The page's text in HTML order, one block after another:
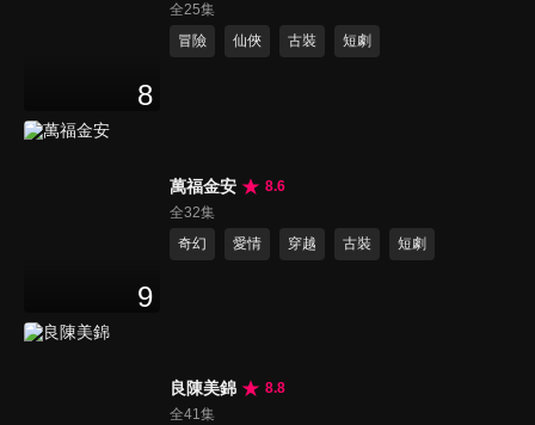
8
全25集
冒險
仙俠 古裝 短劇
9
萬福金安
8.6
全32集
奇幻
愛情 穿越 古裝 短劇
良陳美錦
8.8
全41集